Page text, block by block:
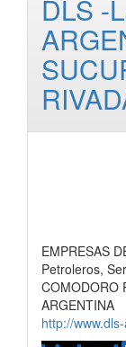
DLS -
EMPRESAS
Petroleros,
COMODORO
ARGENTINA
http://